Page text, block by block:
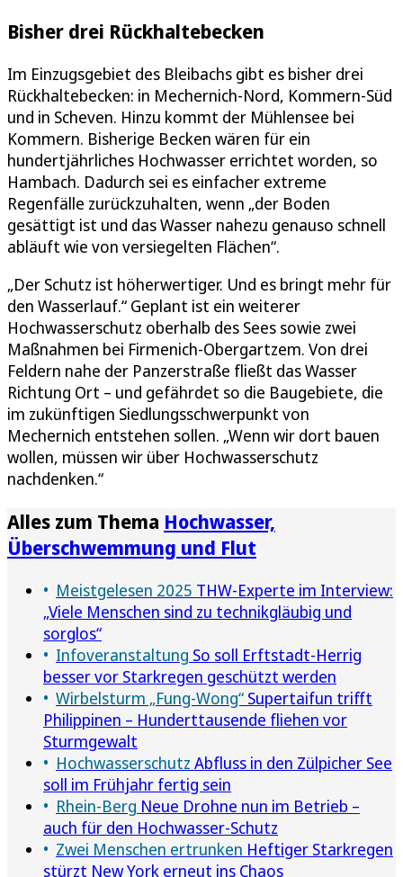
Bisher drei Rückhaltebecken
Im Einzugsgebiet des Bleibachs gibt es bisher drei
Rückhaltebecken: in Mechernich-Nord, Kommern-Süd
und in Scheven. Hinzu kommt der Mühlensee bei
Kommern. Bisherige Becken wären für ein
hundertjährliches Hochwasser errichtet worden, so
Hambach. Dadurch sei es einfacher extreme
Regenfälle zurückzuhalten, wenn „der Boden
gesättigt ist und das Wasser nahezu genauso schnell
abläuft wie von versiegelten Flächen“.
„Der Schutz ist höherwertiger. Und es bringt mehr für
den Wasserlauf.“ Geplant ist ein weiterer
Hochwasserschutz oberhalb des Sees sowie zwei
Maßnahmen bei Firmenich-Obergartzem. Von drei
Feldern nahe der Panzerstraße fließt das Wasser
Richtung Ort – und gefährdet so die Baugebiete, die
im zukünftigen Siedlungsschwerpunkt von
Mechernich entstehen sollen. „Wenn wir dort bauen
wollen, müssen wir über Hochwasserschutz
nachdenken.“
Alles zum Thema Hochwasser,
Überschwemmung und Flut
Meistgelesen 2025 THW-Experte im Interview:
„Viele Menschen sind zu technikgläubig und
sorglos“
Infoveranstaltung So soll Erftstadt-Herrig
besser vor Starkregen geschützt werden
Wirbelsturm „Fung-Wong“ Supertaifun trifft
Philippinen – Hunderttausende fliehen vor
Sturmgewalt
Hochwasserschutz Abfluss in den Zülpicher See
soll im Frühjahr fertig sein
Rhein-Berg Neue Drohne nun im Betrieb –
auch für den Hochwasser-Schutz
Zwei Menschen ertrunken Heftiger Starkregen
stürzt New York erneut ins Chaos